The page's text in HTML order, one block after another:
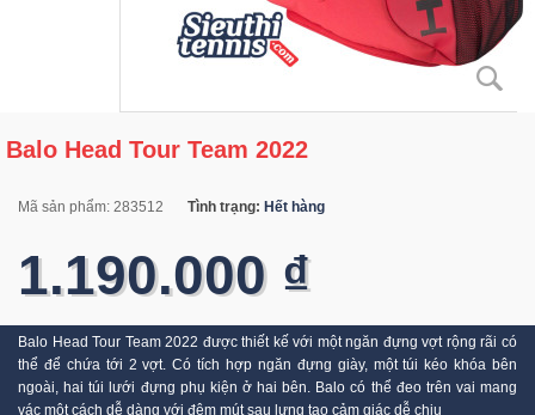
Balo Head Tour Team 2022
Mã sản phẩm: 283512 Tình trạng: Hết hàng
1.190.000 ₫
Balo Head Tour Team 2022 được thiết kế với một ngăn đựng vợt rộng rãi có
thể để chứa tới 2 vợt. Có tích hợp ngăn đựng giày, một túi kéo khóa bên
ngoài, hai túi lưới đựng phụ kiện ở hai bên. Balo có thể đeo trên vai mang
vác một cách dễ dàng với đệm mút sau lưng tạo cảm giác dễ chịu